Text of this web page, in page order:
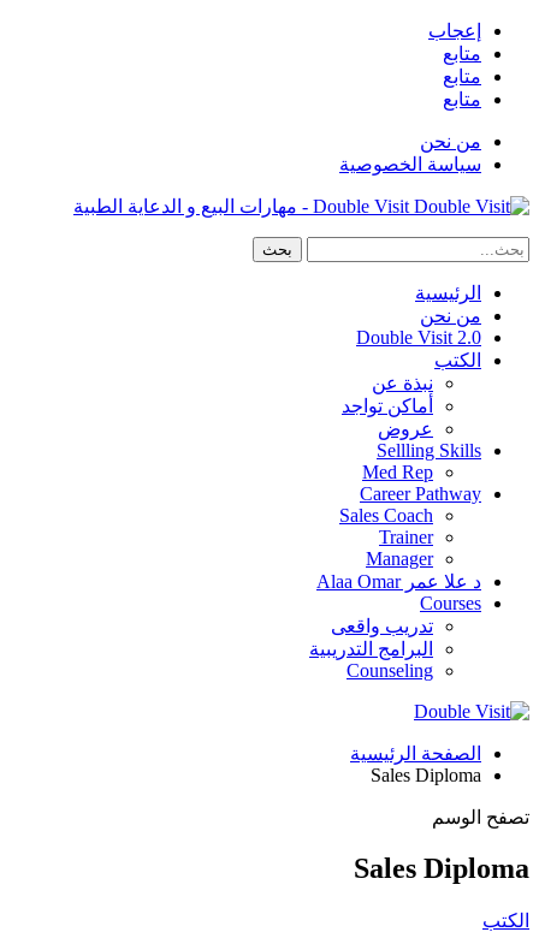
إعجاب
متابع
متابع
متابع
من نحن
سياسة الخصوصية
Double Visit - مهارات البيع و الدعاية الطبية
الرئيسية
من نحن
Double Visit 2.0
الكتب
نبذة عن
أماكن تواجد
عروض
Sellling Skills
Med Rep
Career Pathway
Sales Coach
Trainer
Manager
د علا عمر Alaa Omar
Courses
تدريب واقعى
البرامج التدريبية
Counseling
الصفحة الرئيسية
Sales Diploma
تصفح الوسم
Sales Diploma
الكتب